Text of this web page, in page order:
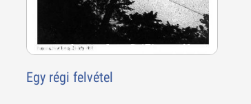
Egy régi felvétel